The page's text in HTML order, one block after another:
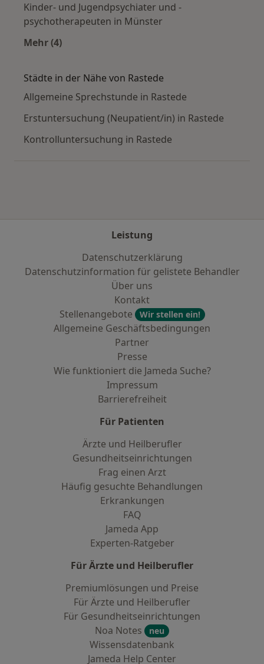
Kinder- und Jugendpsychiater und -
psychotherapeuten in Münster
Mehr (4)
Städte in der Nähe von Rastede
Allgemeine Sprechstunde in Rastede
Erstuntersuchung (Neupatient/in) in Rastede
Kontrolluntersuchung in Rastede
Leistung
Datenschutzerklärung
Datenschutzinformation für gelistete Behandler
Über uns
Kontakt
Stellenangebote
Wir stellen ein!
Allgemeine Geschäftsbedingungen
Partner
Presse
Wie funktioniert die Jameda Suche?
Impressum
Barrierefreiheit
Für Patienten
Ärzte und Heilberufler
Gesundheitseinrichtungen
Frag einen Arzt
Häufig gesuchte Behandlungen
Erkrankungen
FAQ
Jameda App
Experten-Ratgeber
Für Ärzte und Heilberufler
Premiumlösungen und Preise
Für Ärzte und Heilberufler
Für Gesundheitseinrichtungen
Noa Notes
neu
Wissensdatenbank
Jameda Help Center